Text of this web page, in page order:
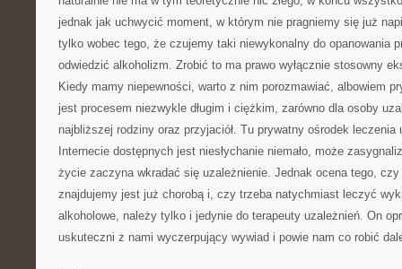
jednak jak uchwycić moment, w którym nie pragniemy się już
tylko wobec tego, że czujemy taki niewykonalny do opanowania
odwiedzić alkoholizm. Zrobić to ma prawo wyłącznie stosowny
Kiedy mamy niepewności, warto z nim porozmawiać, albowiem
jest procesem niezwykle długim i ciężkim, zarówno dla osoby
najbliższej rodziny oraz przyjaciół. Tu prywatny ośrodek
Internecie dostępnych jest niesłychanie niemało, może
życie zaczyna wkradać się uzależnienie. Jednak ocena tego,
znajdujemy jest już chorobą i, czy trzeba natychmiast leczyć
alkoholowe, należy tylko i jedynie do terapeuty uzależnień. On
uskuteczni z nami wyczerpujący wywiad i powie nam co robić